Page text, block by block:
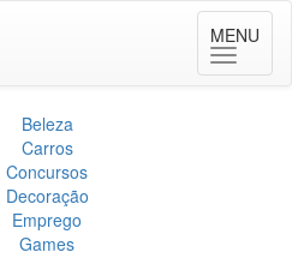
MENU
Toggle
Beleza
Carros
Concursos
Decoração
Emprego
Games